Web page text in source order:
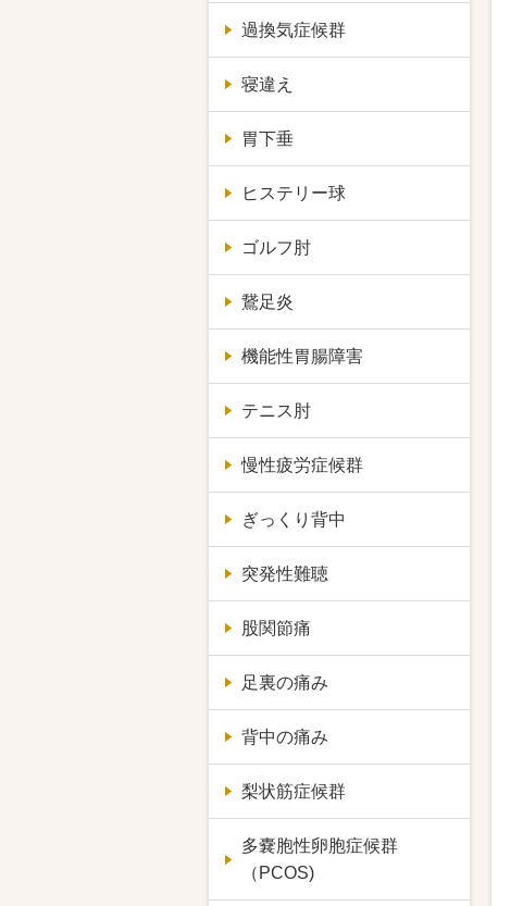
過換気症候群
寝違え
胃下垂
ヒステリー球
ゴルフ肘
鵞足炎
機能性胃腸障害
テニス肘
慢性疲労症候群
ぎっくり背中
突発性難聴
股関節痛
足裏の痛み
背中の痛み
梨状筋症候群
多嚢胞性卵胞症候群
（PCOS)